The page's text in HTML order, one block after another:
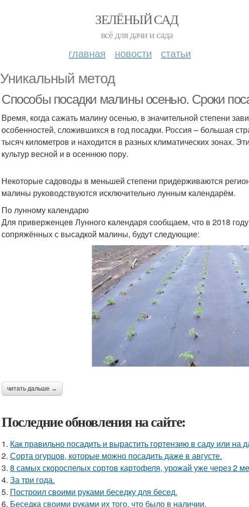
ЗЕЛЁНЫЙ САД
всё для дачи и сада
главная новости статьи
Уникальный метод
Способы посадки малины осенью. Сроки
Время, когда сажать малину осенью, в значительной степени
особенностей, сложившихся в год посадки. Россия – большая
тысяч километров и находится в разных климатических зонах.
культур весной и в осеннюю пору.
Некоторые садоводы в меньшей степени придерживаются
малины руководствуются исключительно лунным календарём.
По лунному календарю
Для приверженцев Лунного календаря сообщаем, что в 2018
сопряжённых с высадкой малины, будут следующие:
читать дальше →
Последние обновления на сайте:
1. Как правильно посадить и вырастить гортензию в саду или на
2. Сорта огурцов, которые можно посадить даже в августе.
3. 8 самых скороспелых сортов картофеля, урожай уже через 2
4. За три года.
5. Построил своими руками беседку для бесед.
6. Беседка своими руками их того, что было в наличии.